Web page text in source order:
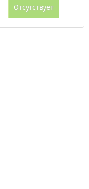
Отсутствует